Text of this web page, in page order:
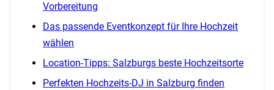
Vorbereitung
Das passende Eventkonzept für Ihre Hochzeit
wählen
Location-Tipps: Salzburgs beste Hochzeitsorte
Perfekten Hochzeits-DJ in Salzburg finden